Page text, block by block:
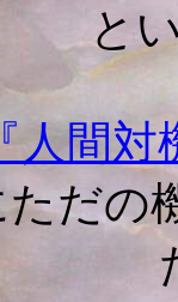
と
人間対
だの